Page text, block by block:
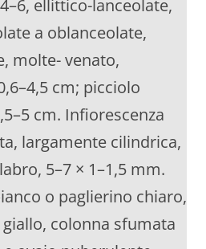
ellittico-lanceolate,
a oblanceolate,
molte- venato,
cm; picciolo
cm. Infiorescenza
largamente cilindrica,
5–7 × 1–1,5 mm.
o paglierino chiaro,
colonna sfumata